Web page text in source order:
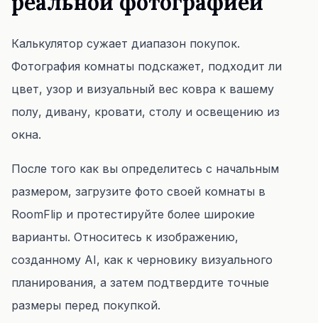
Калькулятор сужает диапазон покупок.
Фотография комнаты подскажет, подходит ли
цвет, узор и визуальный вес ковра к вашему
полу, дивану, кровати, столу и освещению из
окна.
После того как вы определитесь с начальным
размером, загрузите фото своей комнаты в
RoomFlip и протестируйте более широкие
варианты. Относитесь к изображению,
созданному AI, как к черновику визуального
планирования, а затем подтвердите точные
размеры перед покупкой.